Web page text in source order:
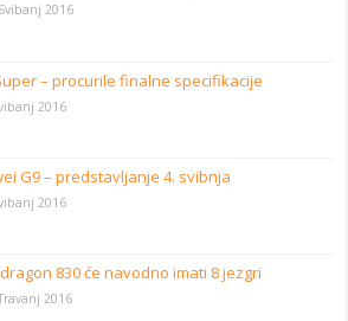
2016
– procurile finalne specifikacije
2016
G9 – predstavljanje 4. svibnja
2016
830 će navodno imati 8 jezgri
2016